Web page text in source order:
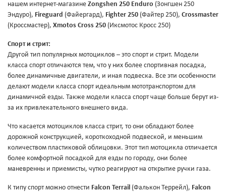
нашем интернет-магазине Zongshen 250 Enduro (Зонгшен 250
Эндуро), Fireguard (Файергард), Fighter 250 (Файтер 250), Crossmaster
(Кроссмастер), Xmotos Cross 250 (Иксмотос Кросс 250)
Спорт и стрит:
Другой тип популярных мотоциклов – это спорт и стрит. Модели
класса спорт отличаются тем, что у них более спортивная посадка,
более динамичные двигатели, и иная подвеска. Все эти особенности
делают модели класса спорт идеальным мототранспортом для
динамичной езды. Также модели класса спорт чаще больше берут из-
за их привлекательного внешнего вида.
Что касается мотоциклов класса стрит, то они обладают более
дорожной конструкцией, короткоходной подвеской, и меньшим
количеством пластиковой облицовки. Этот тип мотоцикла отличается
более комфортной посадкой для езды по городу, они более
маневренны и приемисты, чутко реагируют на открытие ручки газа.
К типу спорт можно отнести Falcon Terrail (Фалькон Террейл), Falcon